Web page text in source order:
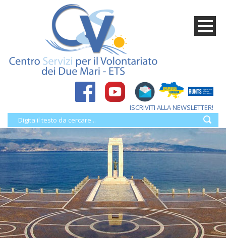
ISCRIVITI ALLA NEWSLETTER!